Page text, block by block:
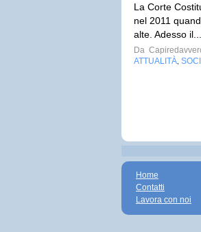
La Corte
nel 2011
alte. Adesso il...
Da
ATTUALITÀ
Home
Contatti
Lavora con noi